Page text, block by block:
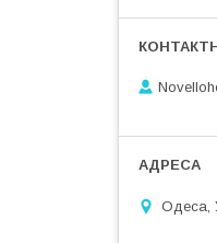
Одеса,